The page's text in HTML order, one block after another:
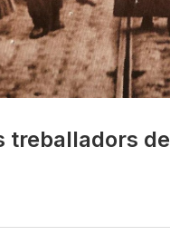
treballadors